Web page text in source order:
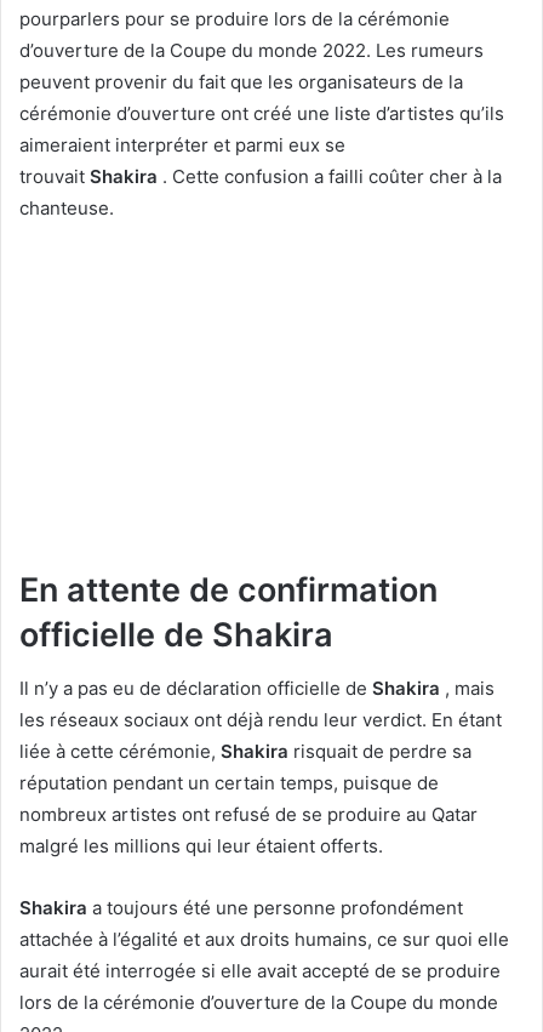
pourparlers pour se produire lors de la cérémonie
d’ouverture de la Coupe du monde 2022. Les rumeurs
peuvent provenir du fait que les organisateurs de la
cérémonie d’ouverture ont créé une liste d’artistes qu’ils
aimeraient interpréter et parmi eux se
trouvait Shakira . Cette confusion a failli coûter cher à la
chanteuse.
En attente de confirmation
officielle de Shakira
Il n’y a pas eu de déclaration officielle de Shakira , mais
les réseaux sociaux ont déjà rendu leur verdict. En étant
liée à cette cérémonie, Shakira risquait de perdre sa
réputation pendant un certain temps, puisque de
nombreux artistes ont refusé de se produire au Qatar
malgré les millions qui leur étaient offerts.
Shakira a toujours été une personne profondément
attachée à l’égalité et aux droits humains, ce sur quoi elle
aurait été interrogée si elle avait accepté de se produire
lors de la cérémonie d’ouverture de la Coupe du monde